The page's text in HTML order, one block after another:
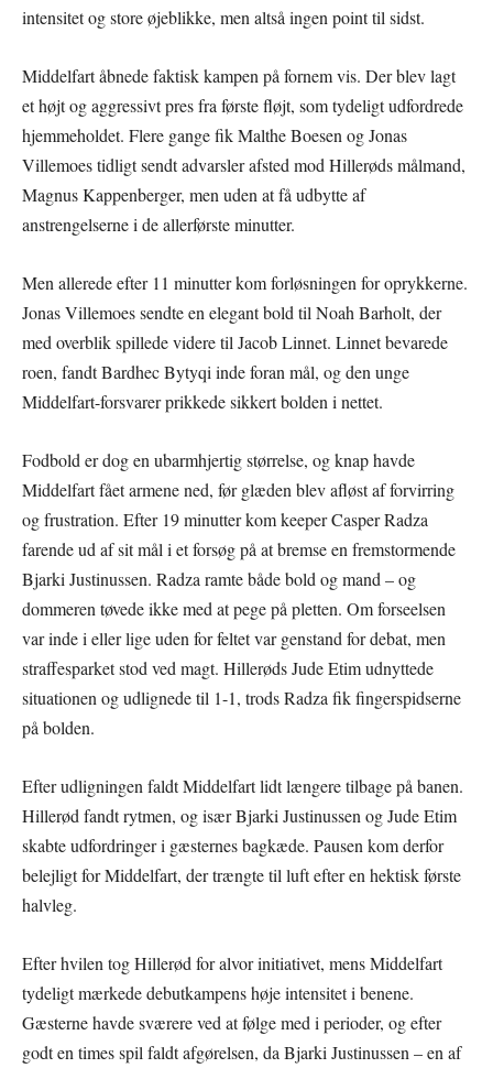
intensitet og store øjeblikke, men altså ingen point til sidst.
Middelfart åbnede faktisk kampen på fornem vis. Der blev lagt
et højt og aggressivt pres fra første fløjt, som tydeligt udfordrede
hjemmeholdet. Flere gange fik Malthe Boesen og Jonas
Villemoes tidligt sendt advarsler afsted mod Hillerøds målmand,
Magnus Kappenberger, men uden at få udbytte af
anstrengelserne i de allerførste minutter.
Men allerede efter 11 minutter kom forløsningen for oprykkerne.
Jonas Villemoes sendte en elegant bold til Noah Barholt, der
med overblik spillede videre til Jacob Linnet. Linnet bevarede
roen, fandt Bardhec Bytyqi inde foran mål, og den unge
Middelfart-forsvarer prikkede sikkert bolden i nettet.
Fodbold er dog en ubarmhjertig størrelse, og knap havde
Middelfart fået armene ned, før glæden blev afløst af forvirring
og frustration. Efter 19 minutter kom keeper Casper Radza
farende ud af sit mål i et forsøg på at bremse en fremstormende
Bjarki Justinussen. Radza ramte både bold og mand – og
dommeren tøvede ikke med at pege på pletten. Om forseelsen
var inde i eller lige uden for feltet var genstand for debat, men
straffesparket stod ved magt. Hillerøds Jude Etim udnyttede
situationen og udlignede til 1-1, trods Radza fik fingerspidserne
på bolden.
Efter udligningen faldt Middelfart lidt længere tilbage på banen.
Hillerød fandt rytmen, og især Bjarki Justinussen og Jude Etim
skabte udfordringer i gæsternes bagkæde. Pausen kom derfor
belejligt for Middelfart, der trængte til luft efter en hektisk første
halvleg.
Efter hvilen tog Hillerød for alvor initiativet, mens Middelfart
tydeligt mærkede debutkampens høje intensitet i benene.
Gæsterne havde sværere ved at følge med i perioder, og efter
godt en times spil faldt afgørelsen, da Bjarki Justinussen – en af